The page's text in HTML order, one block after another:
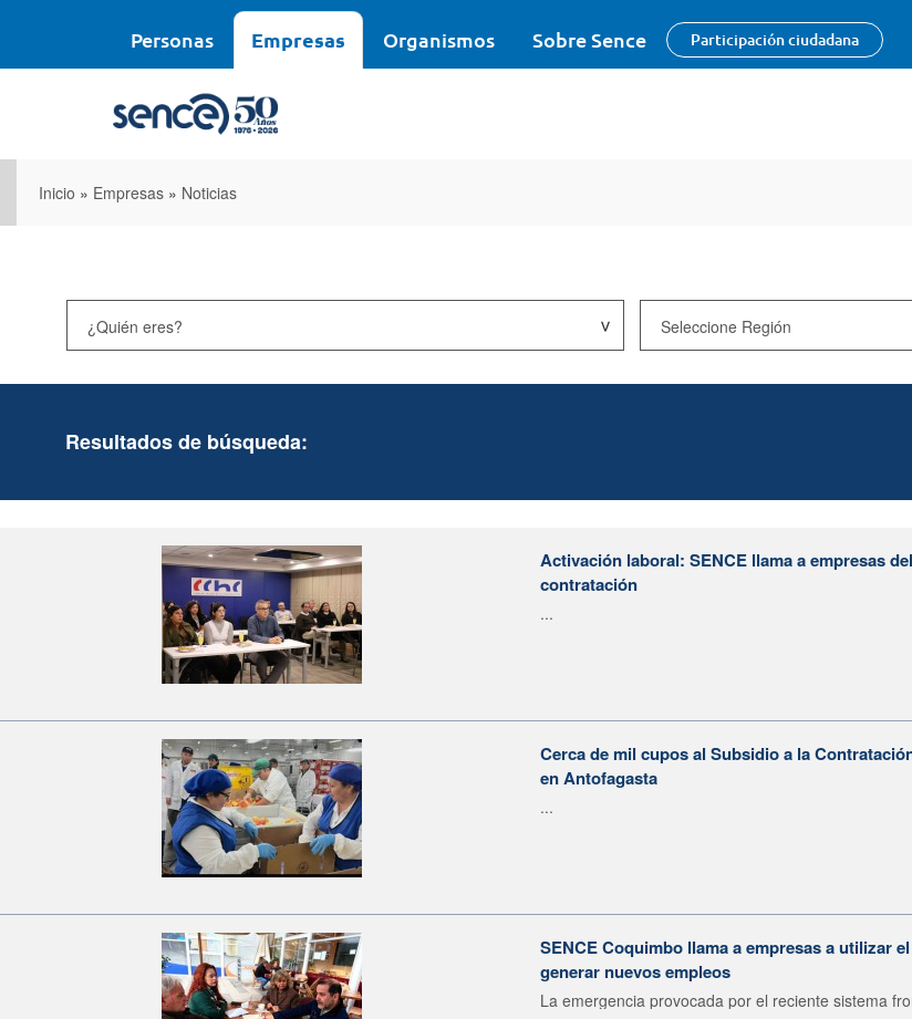
Personas Empresas Organismos Sobre Sence Participación ciudadana
Inicio » Empresas » Noticias
Resultados de búsqueda:
Activación laboral: SENCE llama a empresas
contratación
...
Cerca de mil cupos al Subsidio a la
en Antofagasta
...
SENCE Coquimbo llama a empresas a utilizar
generar nuevos empleos
La emergencia provocada por el reciente sistema